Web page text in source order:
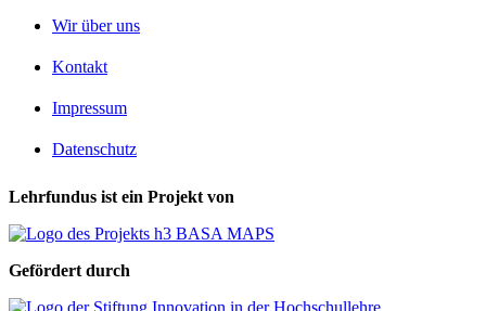
Wir über uns
Kontakt
Impressum
Datenschutz
Lehrfundus ist ein Projekt von
Gefördert durch